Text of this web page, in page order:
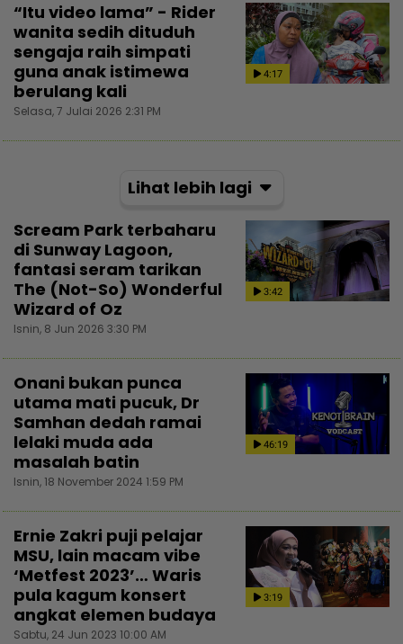
4:17
“Itu video lama” - Rider
wanita sedih dituduh
sengaja raih simpati
guna anak istimewa
berulang kali
Selasa, 7 Julai 2026 2:31 PM
Lihat lebih lagi
3:42
Scream Park terbaharu
di Sunway Lagoon,
fantasi seram tarikan
The (Not-So) Wonderful
Wizard of Oz
Isnin, 8 Jun 2026 3:30 PM
46:19
Onani bukan punca
utama mati pucuk, Dr
Samhan dedah ramai
lelaki muda ada
masalah batin
Isnin, 18 November 2024 1:59 PM
3:19
Ernie Zakri puji pelajar
MSU, lain macam vibe
‘Metfest 2023’… Waris
pula kagum konsert
angkat elemen budaya
Sabtu, 24 Jun 2023 10:00 AM